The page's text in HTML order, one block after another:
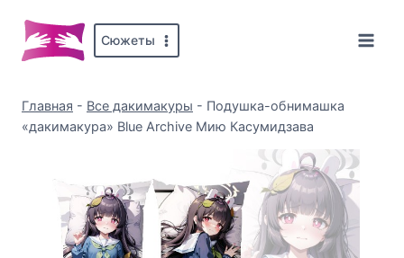
содержимому
Сюжеты
Главная - Все дакимакуры - Подушка-обнимашка
«дакимакура» Blue Archive Мию Касумидзава